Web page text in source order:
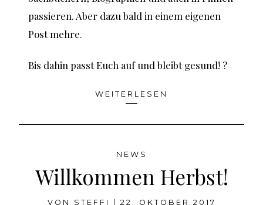
passieren. Aber dazu bald in einem eigenen
Post mehre.
Bis dahin passt Euch auf und bleibt gesund! ?
WEITERLESEN
NEWS
Willkommen Herbst!
VON STEFFI 22. OKTOBER 2017